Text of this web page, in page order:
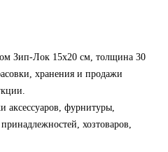
Зип-Лок 15x20 см, толщина 30
хранения и продажи
аксессуаров, фурнитуры,
хозтоваров,